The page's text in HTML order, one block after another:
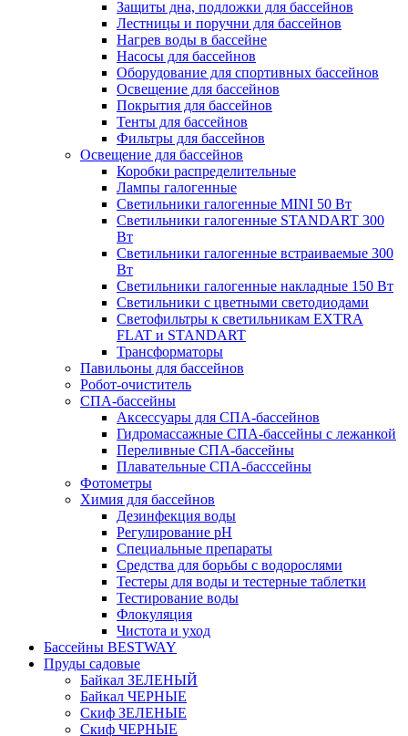
Защиты дна, подложки для бассейнов
Лестницы и поручни для бассейнов
Нагрев воды в бассейне
Насосы для бассейнов
Оборудование для спортивных бассейнов
Освещение для бассейнов
Покрытия для бассейнов
Тенты для бассейнов
Фильтры для бассейнов
Освещение для бассейнов
Коробки распределительные
Лампы галогенные
Светильники галогенные MINI 50 Вт
Светильники галогенные STANDART 300
Вт
Светильники галогенные встраиваемые 300
Вт
Светильники галогенные накладные 150 Вт
Светильники с цветными светодиодами
Светофильтры к светильникам EXTRA
FLAT и STANDART
Трансформаторы
Павильоны для бассейнов
Робот-очиститель
СПА-бассейны
Аксессуары для СПА-бассейнов
Гидромассажные СПА-бассейны с лежанкой
Переливные СПА-бассейны
Плавательные СПА-басссейны
Фотометры
Химия для бассейнов
Дезинфекция воды
Регулирование pH
Специальные препараты
Средства для борьбы с водорослями
Тестеры для воды и тестерные таблетки
Тестирование воды
Флокуляция
Чистота и уход
Бассейны BESTWAY
Пруды садовые
Байкал ЗЕЛЕНЫЙ
Байкал ЧЕРНЫЕ
Скиф ЗЕЛЕНЫЕ
Скиф ЧЕРНЫЕ